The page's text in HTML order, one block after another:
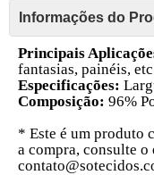
Informações do
Principais
fantasias, painéis,
Especificações:
Composição: 96%
* Este é um produto
a compra, consulte